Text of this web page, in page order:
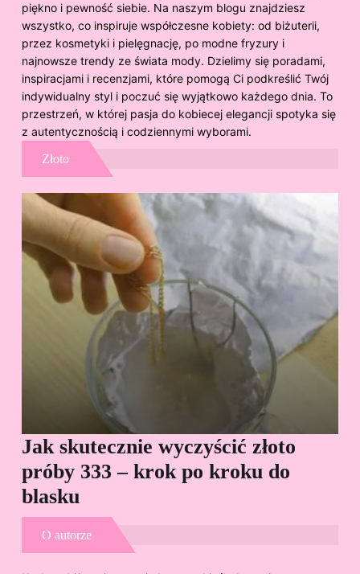
piękno i pewność siebie. Na naszym blogu znajdziesz
wszystko, co inspiruje współczesne kobiety: od biżuterii,
przez kosmetyki i pielęgnację, po modne fryzury i
najnowsze trendy ze świata mody. Dzielimy się poradami,
inspiracjami i recenzjami, które pomogą Ci podkreślić Twój
indywidualny styl i poczuć się wyjątkowo każdego dnia. To
przestrzeń, w której pasja do kobiecej elegancji spotyka się
z autentycznością i codziennymi wyborami.
Złoto
Jak skutecznie wyczyścić złoto
próby 333 – krok po kroku do
blasku
O autorze